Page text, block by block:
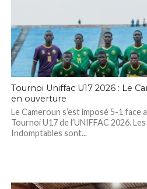
Tournoi Uniffac U17 2026 : Le
en ouverture
Le Cameroun s’est imposé 5-1 face
Tournoi U17 de l’UNIFFAC 2026.
Indomptables sont...